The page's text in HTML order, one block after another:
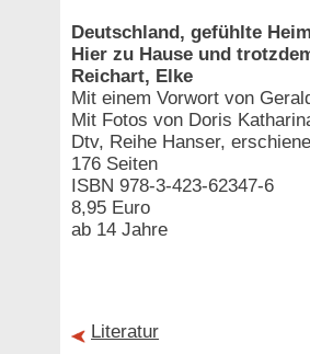
Deutschland, gefühlte
Hier zu Hause und
Reichart, Elke
Mit einem Vorwort von
Mit Fotos von Doris
Dtv, Reihe Hanser,
176 Seiten
ISBN 978-3-423-62347-6
8,95 Euro
ab 14 Jahre
Literatur